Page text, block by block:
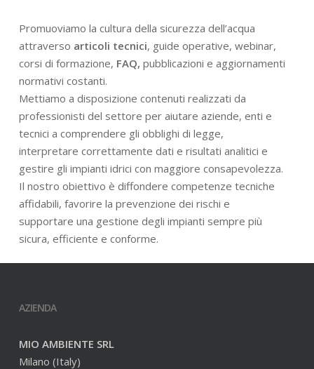
Promuoviamo la cultura della sicurezza dell’acqua
attraverso articoli tecnici, guide operative, webinar,
corsi di formazione, FAQ, pubblicazioni e aggiornamenti
normativi costanti.
Mettiamo a disposizione contenuti realizzati da
professionisti del settore per aiutare aziende, enti e
tecnici a comprendere gli obblighi di legge,
interpretare correttamente dati e risultati analitici e
gestire gli impianti idrici con maggiore consapevolezza.
Il nostro obiettivo è diffondere competenze tecniche
affidabili, favorire la prevenzione dei rischi e
supportare una gestione degli impianti sempre più
sicura, efficiente e conforme.
AZIENDA
MIO AMBIENTE SRL
Milano (Italy)